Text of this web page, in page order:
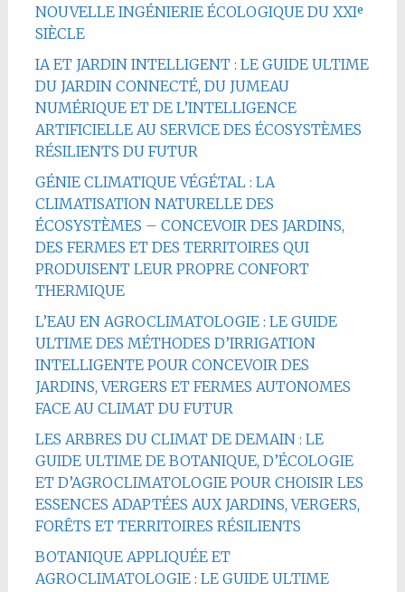
NOUVELLE INGÉNIERIE ÉCOLOGIQUE DU XXIᵉ
SIÈCLE
IA ET JARDIN INTELLIGENT : LE GUIDE ULTIME
DU JARDIN CONNECTÉ, DU JUMEAU
NUMÉRIQUE ET DE L’INTELLIGENCE
ARTIFICIELLE AU SERVICE DES ÉCOSYSTÈMES
RÉSILIENTS DU FUTUR
GÉNIE CLIMATIQUE VÉGÉTAL : LA
CLIMATISATION NATURELLE DES
ÉCOSYSTÈMES – CONCEVOIR DES JARDINS,
DES FERMES ET DES TERRITOIRES QUI
PRODUISENT LEUR PROPRE CONFORT
THERMIQUE
L’EAU EN AGROCLIMATOLOGIE : LE GUIDE
ULTIME DES MÉTHODES D’IRRIGATION
INTELLIGENTE POUR CONCEVOIR DES
JARDINS, VERGERS ET FERMES AUTONOMES
FACE AU CLIMAT DU FUTUR
LES ARBRES DU CLIMAT DE DEMAIN : LE
GUIDE ULTIME DE BOTANIQUE, D’ÉCOLOGIE
ET D’AGROCLIMATOLOGIE POUR CHOISIR LES
ESSENCES ADAPTÉES AUX JARDINS, VERGERS,
FORÊTS ET TERRITOIRES RÉSILIENTS
BOTANIQUE APPLIQUÉE ET
AGROCLIMATOLOGIE : LE GUIDE ULTIME